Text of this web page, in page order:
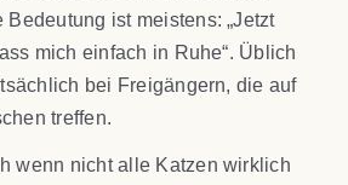
Bedeutung ist meistens: „Jetzt
mich einfach in Ruhe“. Üblich
bei Freigängern, die auf
treffen.
wenn nicht alle Katzen wirklich